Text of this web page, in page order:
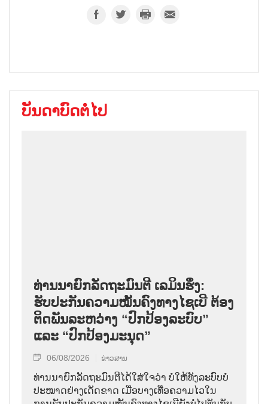
ບັນດາບົດຕໍ່ໄປ
ທ່ານນາຍົກລັດຖະມົນຕີ ເລມິນຮຶງ:
ຮັບປະກັນຄວາມໝັ້ນຄົງທາງໄຊເບີ ຕ້ອງ
ຕິດພັນລະຫວ່າງ “ປົກປ້ອງລະບົບ”
ແລະ “ປົກປ້ອງມະນຸດ”
06/08/2026 ຂ່າວສານ
ທ່ານນາຍົກລັດຖະມົນຕີໄດ້ໃສ່ໃຈວ່າ ບໍ່ໃຫ້ທັງລະບົບບໍ່
ປະໝາດຢ່າງເດັດຂາດ ເມື່ອບາງເທື່ອຄວາມໄວໃນ